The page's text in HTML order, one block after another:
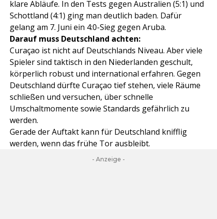
klare Abläufe. In den Tests gegen Australien (5:1) und
Schottland (4:1) ging man deutlich baden. Dafür
gelang am 7. Juni ein 4:0-Sieg gegen Aruba.
Darauf muss Deutschland achten:
Curaçao ist nicht auf Deutschlands Niveau. Aber viele
Spieler sind taktisch in den Niederlanden geschult,
körperlich robust und international erfahren. Gegen
Deutschland dürfte Curaçao tief stehen, viele Räume
schließen und versuchen, über schnelle
Umschaltmomente sowie Standards gefährlich zu
werden.
Gerade der Auftakt kann für Deutschland knifflig
werden, wenn das frühe Tor ausbleibt.
- Anzeige -